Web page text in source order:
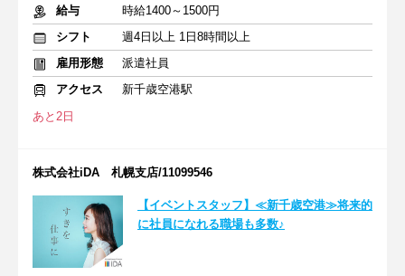
給与
時給1400～1500円
シフト
週4日以上 1日8時間以上
雇用形態
派遣社員
アクセス
新千歳空港駅
あと2日
株式会社iDA 札幌支店/11099546
【イベントスタッフ】≪新千歳空港≫将来的
に社員になれる職場も多数♪